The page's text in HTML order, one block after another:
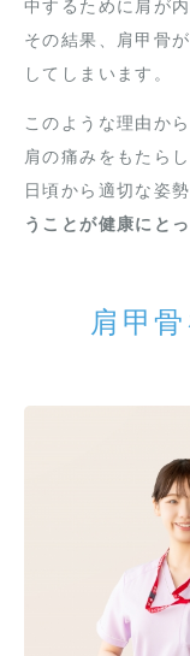
中するために肩が
その結果、肩甲骨
してしまいます。
このような理由か
肩の痛みをもたらし
日頃から適切な姿勢
うことが健康にと
肩甲